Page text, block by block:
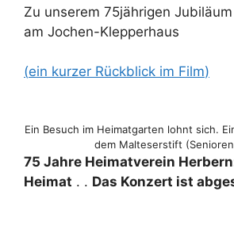
Zu unserem 75jährigen
am Jochen-Klepperhaus
(ein kurzer Rückblick im Film)
Ein Besuch im Heimatgarten lohnt sich.
dem Malteserstift
75 Jahre Heimatverein
Heimat . . Das Konzert ist